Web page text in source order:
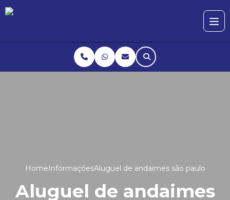
HomeInformaçõesAluguel de andaimes são paulo
Aluguel de andaimes